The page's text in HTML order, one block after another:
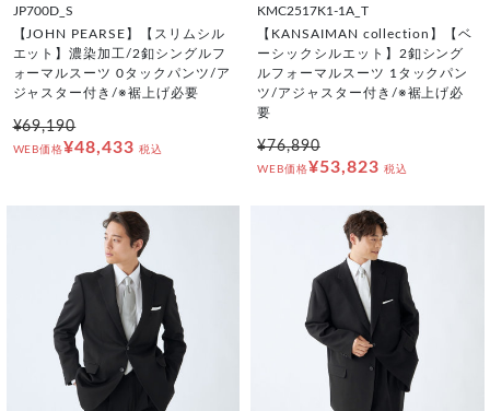
JP700D_S
【JOHN PEARSE】【スリムシル
エット】濃染加工/2釦シングルフ
ォーマルスーツ 0タックパンツ/ア
ジャスター付き/※裾上げ必要
¥69,190
WEB価格¥48,433 税込
KMC2517K1-1A_T
【KANSAIMAN collection】【ベ
ーシックシルエット】2釦シング
ルフォーマルスーツ 1タックパン
ツ/アジャスター付き/※裾上げ必
要
¥76,890
WEB価格¥53,823 税込